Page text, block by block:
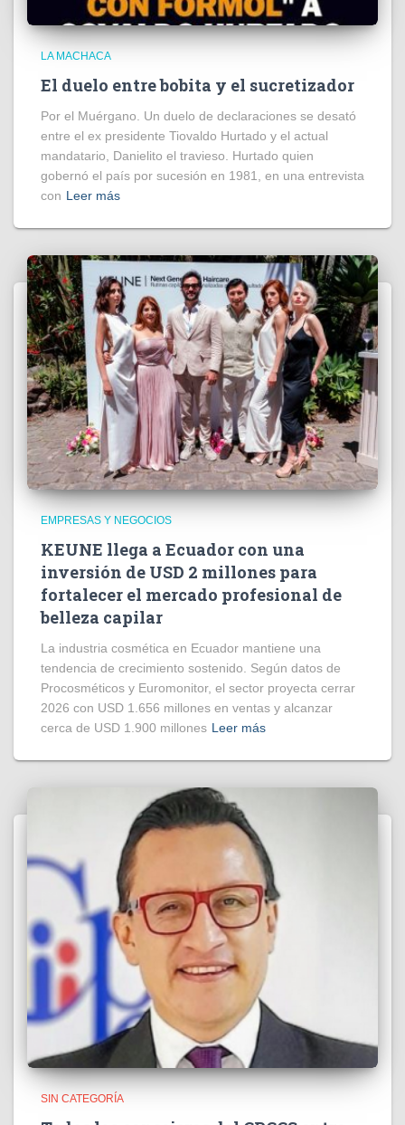
LA MACHACA
El duelo entre bobita y el sucretizador
Por el Muérgano. Un duelo de declaraciones se desató
entre el ex presidente Tiovaldo Hurtado y el actual
mandatario, Danielito el travieso. Hurtado quien
gobernó el país por sucesión en 1981, en una entrevista
con Leer más
EMPRESAS Y NEGOCIOS
KEUNE llega a Ecuador con una
inversión de USD 2 millones para
fortalecer el mercado profesional de
belleza capilar
La industria cosmética en Ecuador mantiene una
tendencia de crecimiento sostenido. Según datos de
Procosméticos y Euromonitor, el sector proyecta cerrar
2026 con USD 1.656 millones en ventas y alcanzar
cerca de USD 1.900 millones Leer más
SIN CATEGORÍA